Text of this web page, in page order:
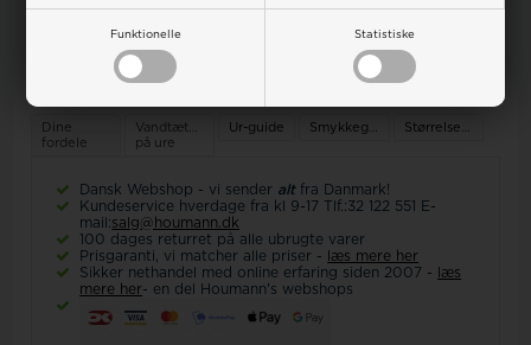
Funktionelle Statistiske
Dine
fordele
Vandtæthed
på ure
Ur-guide
Dansk Webshop - vi sender alt fra Danmark!
Kundeservice hverdage fra kl 9-17 Tlf.:32 122 551 E-
mail:salg@houmann.dk
100 dages returret på alle ubrugte varer
Prisgaranti, vi matcher alle priser -
læs mere her
Sikker nethandel med online erfaring siden 2007 -
læs
mere her- en del Houmann's webshops